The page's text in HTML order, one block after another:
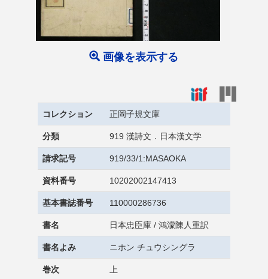
画像を表示する
コレクション 正岡子規文庫
分類 919 漢詩文．日本漢文学
請求記号 919/33/1:MASAOKA
資料番号 10202002147413
基本書誌番号 110000286736
書名 日本忠臣庫 / 鴻濛陳人重訳
書名よみ ニホン チュウシングラ
巻次 上